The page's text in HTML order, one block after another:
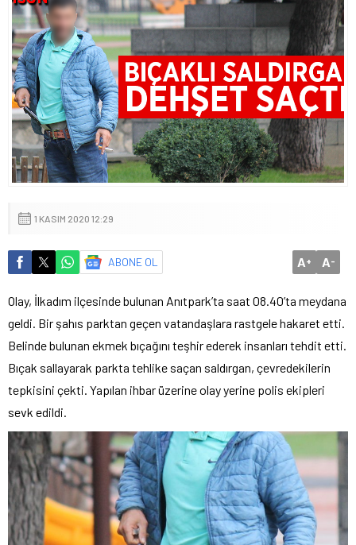
1 KASIM 2020 12:29
ABONE OL A+ A-
Olay, İlkadım ilçesinde bulunan Anıtpark’ta saat 08.40’ta meydana
geldi. Bir şahıs parktan geçen vatandaşlara rastgele hakaret etti.
Belinde bulunan ekmek bıçağını teşhir ederek insanları tehdit etti.
Bıçak sallayarak parkta tehlike saçan saldırgan, çevredekilerin
tepkisini çekti. Yapılan ihbar üzerine olay yerine polis ekipleri
sevk edildi.